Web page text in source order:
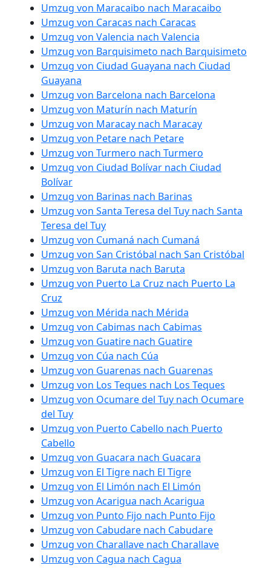
Umzug von Maracaibo nach Maracaibo
Umzug von Caracas nach Caracas
Umzug von Valencia nach Valencia
Umzug von Barquisimeto nach Barquisimeto
Umzug von Ciudad Guayana nach Ciudad
Guayana
Umzug von Barcelona nach Barcelona
Umzug von Maturín nach Maturín
Umzug von Maracay nach Maracay
Umzug von Petare nach Petare
Umzug von Turmero nach Turmero
Umzug von Ciudad Bolívar nach Ciudad
Bolívar
Umzug von Barinas nach Barinas
Umzug von Santa Teresa del Tuy nach Santa
Teresa del Tuy
Umzug von Cumaná nach Cumaná
Umzug von San Cristóbal nach San Cristóbal
Umzug von Baruta nach Baruta
Umzug von Puerto La Cruz nach Puerto La
Cruz
Umzug von Mérida nach Mérida
Umzug von Cabimas nach Cabimas
Umzug von Guatire nach Guatire
Umzug von Cúa nach Cúa
Umzug von Guarenas nach Guarenas
Umzug von Los Teques nach Los Teques
Umzug von Ocumare del Tuy nach Ocumare
del Tuy
Umzug von Puerto Cabello nach Puerto
Cabello
Umzug von Guacara nach Guacara
Umzug von El Tigre nach El Tigre
Umzug von El Limón nach El Limón
Umzug von Acarigua nach Acarigua
Umzug von Punto Fijo nach Punto Fijo
Umzug von Cabudare nach Cabudare
Umzug von Charallave nach Charallave
Umzug von Cagua nach Cagua